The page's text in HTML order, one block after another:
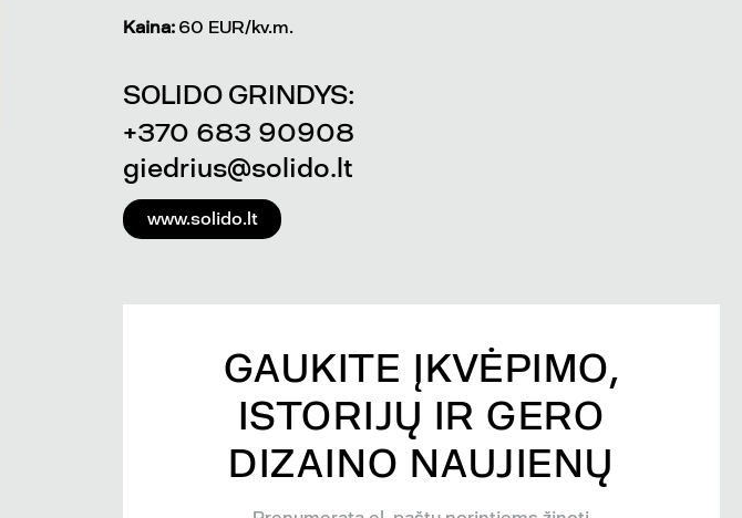
Kaina:60 EUR/kv.m.
SOLIDO GRINDYS:
+370 683 90908
giedrius@solido.lt
www.solido.lt
GAUKITE ĮKVĖPIMO,
ISTORIJŲ IR GERO
DIZAINO NAUJIENŲ